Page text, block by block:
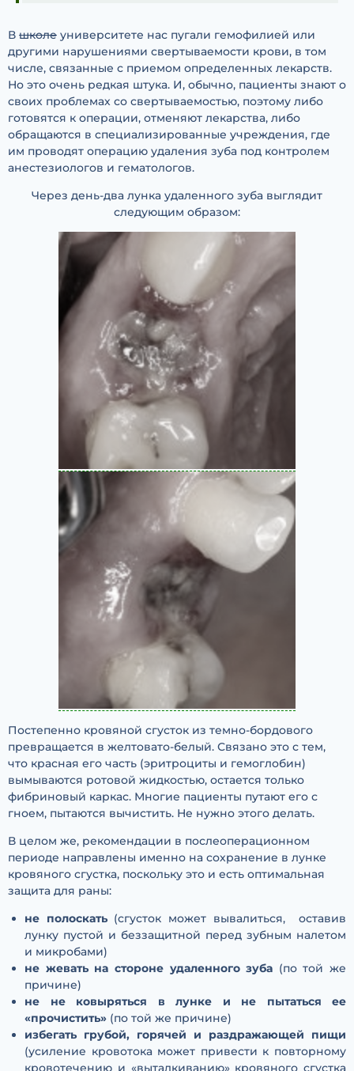
В школе университете нас пугали гемофилией или
другими нарушениями свертываемости крови, в том
числе, связанные с приемом определенных лекарств.
Но это очень редкая штука. И, обычно, пациенты знают о
своих проблемах со свертываемостью, поэтому либо
готовятся к операции, отменяют лекарства, либо
обращаются в специализированные учреждения, где
им проводят операцию удаления зуба под контролем
анестезиологов и гематологов.
Через день-два лунка удаленного зуба выглядит
следующим образом:
Постепенно кровяной сгусток из темно-бордового
превращается в желтовато-белый. Связано это с тем,
что красная его часть (эритроциты и гемоглобин)
вымываются ротовой жидкостью, остается только
фибриновый каркас. Многие пациенты путают его с
гноем, пытаются вычистить. Не нужно этого делать.
В целом же, рекомендации в послеоперационном
периоде направлены именно на сохранение в лунке
кровяного сгустка, поскольку это и есть оптимальная
защита для раны:
не полоскать(сгусток может вывалиться, оставив
лунку пустой и беззащитной перед зубным налетом
и микробами)
не жевать на стороне удаленного зуба (по той же
причине)
не не ковыряться в лунке и не пытаться ее
«прочистить» (по той же причине)
избегать грубой, горячей и раздражающей пищи
(усиление кровотока может привести к повторному
кровотечению и «выталкиванию» кровяного сгустка